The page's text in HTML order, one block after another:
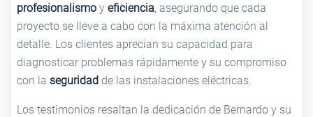
profesionalismo y eficiencia, asegurando que cada
proyecto se lleve a cabo con la máxima atención al
detalle. Los clientes aprecian su capacidad para
diagnosticar problemas rápidamente y su compromiso
con la seguridad de las instalaciones eléctricas.
Los testimonios resaltan la dedicación de Bernardo y su